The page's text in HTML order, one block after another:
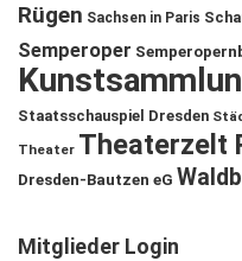
Rügen Sachsen in Paris
Semperoper
Staatsschauspiel Dresden
Theater Theaterzelt
Dresden-Bautzen eG
Mitglieder Login